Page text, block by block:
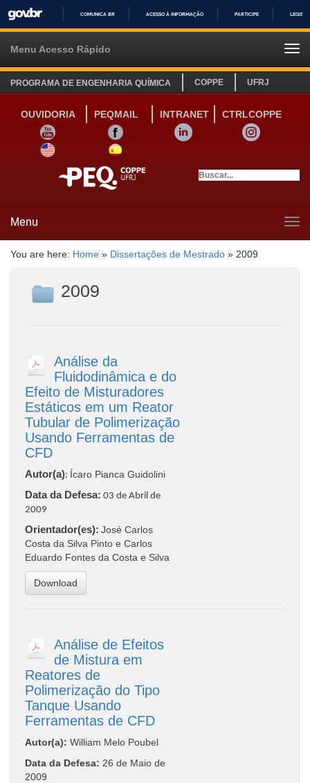
IR
COMUNICA BR ACESSO À INFORMAÇÃO PARTICIPE
Menu Acesso Rápido
PROGRAMA DE ENGENHARIA QUÍMICA COPPE UFRJ
OUVIDORIA PEQMAIL INTRANET
CTRLCOPPE
YOUTUBE
FACEBOOK LINKEDIN
INSTAGRAM
SITE INGLÊS
LINK SITE ESPANHOL
Menu
You are here: Home » Dissertações de Mestrado » 2009
2009
Análise da
Fluidodinâmica e do
Efeito de Misturadores
Estáticos em um Reator
Tubular de Polimerização
Usando Ferramentas de
CFD
Autor(a): Ícaro Pianca Guidolini
Data da Defesa: 03 de Abril de
2009
Orientador(es): José Carlos
Costa da Silva Pinto e Carlos
Eduardo Fontes da Costa e Silva
Download
Análise de Efeitos
de Mistura em
Reatores de
Polimerização do Tipo
Tanque Usando
Ferramentas de CFD
Autor(a): William Melo Poubel
Data da Defesa: 26 de Maio de
2009